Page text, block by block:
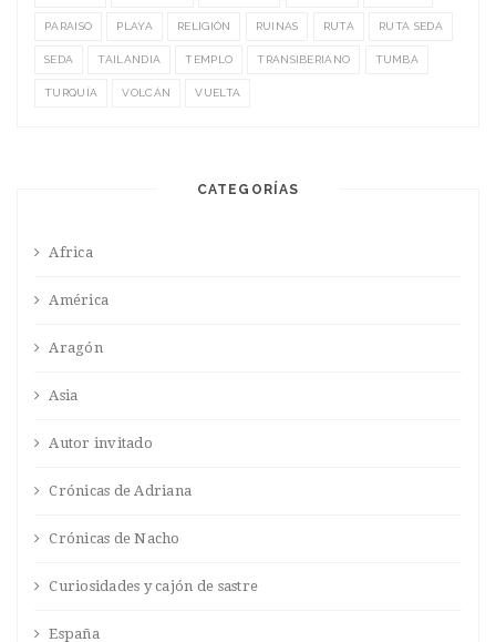
PARAISO PLAYA RELIGIÓN RUINAS RUTA RUTA SEDA
SEDA TAILANDIA TEMPLO TRANSIBERIANO TUMBA
TURQUÍA VOLCÁN VUELTA
CATEGORÍAS
Africa
América
Aragón
Asia
Autor invitado
Crónicas de Adriana
Crónicas de Nacho
Curiosidades y cajón de sastre
España